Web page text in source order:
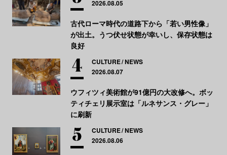
2026.08.05
古代ローマ時代の道路下から「若い男性像」
が出土。うつ伏せ状態が幸いし、保存状態は
良好
CULTURE NEWS
2026.08.07
ウフィツィ美術館が91億円の大改修へ。ボッ
ティチェリ展示室は「ルネサンス・グレー」
に刷新
CULTURE NEWS
2026.08.06